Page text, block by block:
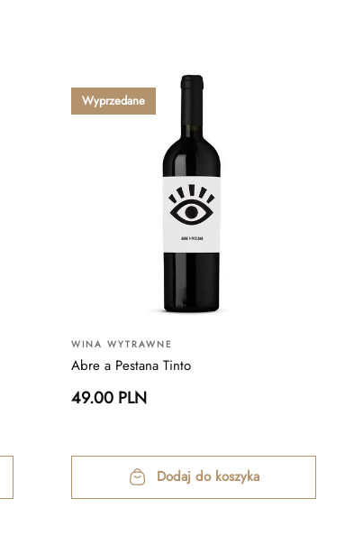
Wyprzedane
WINA WYTRAWNE
Abre a Pestana Tinto
49.00 PLN
Dodaj do koszyka